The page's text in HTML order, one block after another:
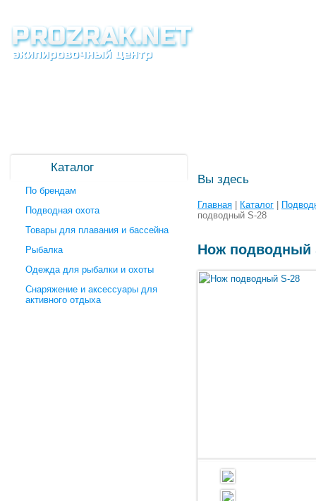
Каталог
По брендам
Подводная охота
Товары для плавания и бассейна
Рыбалка
Одежда для рыбалки и охоты
Снаряжение и аксессуары для
активного отдыха
Вы здесь
Главная Каталог
подводный S-28
Нож подводный